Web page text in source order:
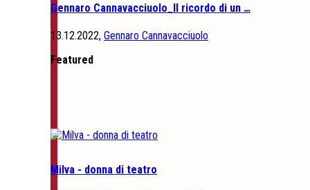
Gennaro Cannavacciuolo_Il ricordo di un …
13.12.2022, Gennaro Cannavacciuolo
Featured
Milva - donna di teatro